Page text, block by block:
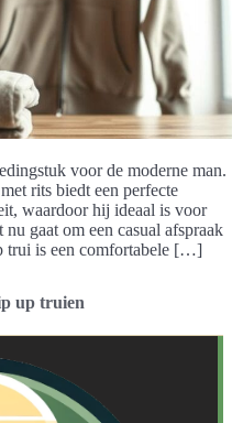
voor de moderne man.
rits biedt een perfecte
waardoor hij ideaal is voor
gaat om een casual afspraak
trui is een comfortabele […]
up truien